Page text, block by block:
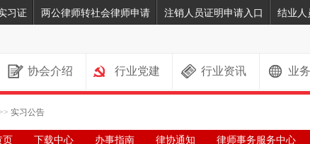
习证 两公律师转社会律师申请 注销人员证明申请入口 结业人
协会介绍 行业党建 行业资讯 业
>> 实习公告
页 下载中心 办事指南 律协通知 律师事务服务中心